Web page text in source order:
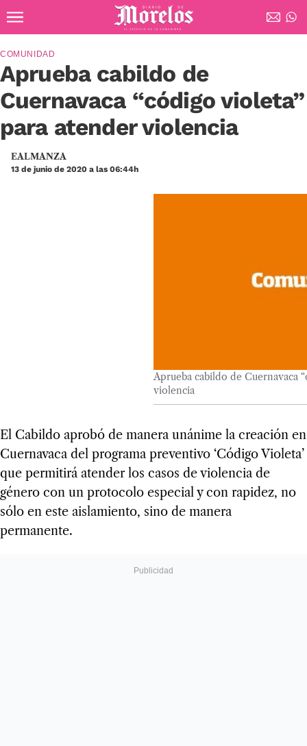
Diario de Morelos
Aprueba cabildo de
Cuernavaca “código violeta”
para atender violencia
COMUNIDAD
EALMANZA
13 de junio de 2020 a las 06:44h
Aprueba cabildo de Cuernavaca
violencia
El Cabildo aprobó de manera unánime la creación en
Cuernavaca del programa preventivo ‘Código Violeta’
que permitirá atender los casos de violencia de
género con un protocolo especial y con rapidez, no
sólo en este aislamiento, sino de manera
permanente.